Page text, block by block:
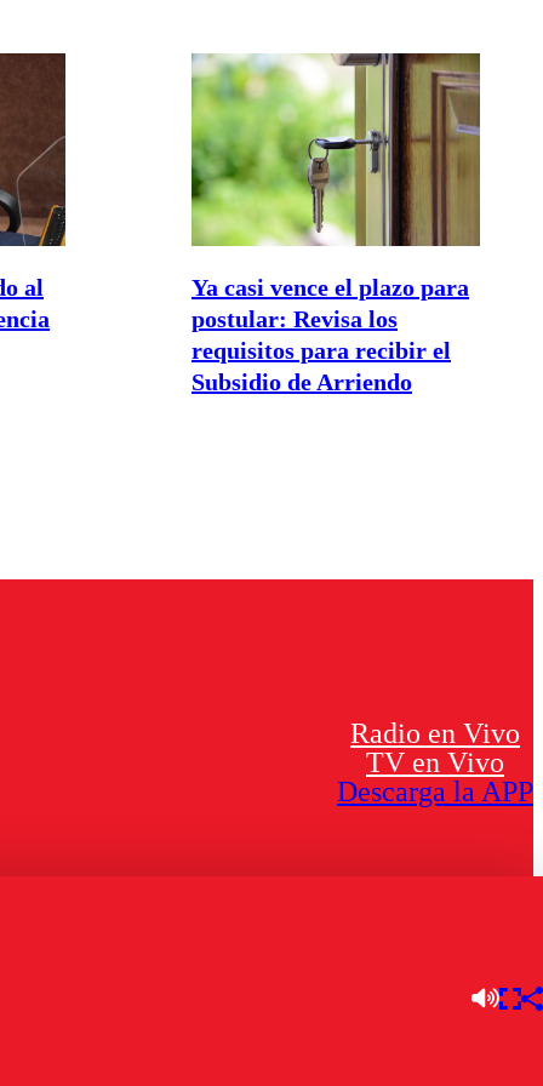
al
Ya casi vence el plazo para
postular: Revisa los
requisitos para recibir el
Subsidio de Arriendo
Radio en Vivo
TV en Vivo
Descarga la APP